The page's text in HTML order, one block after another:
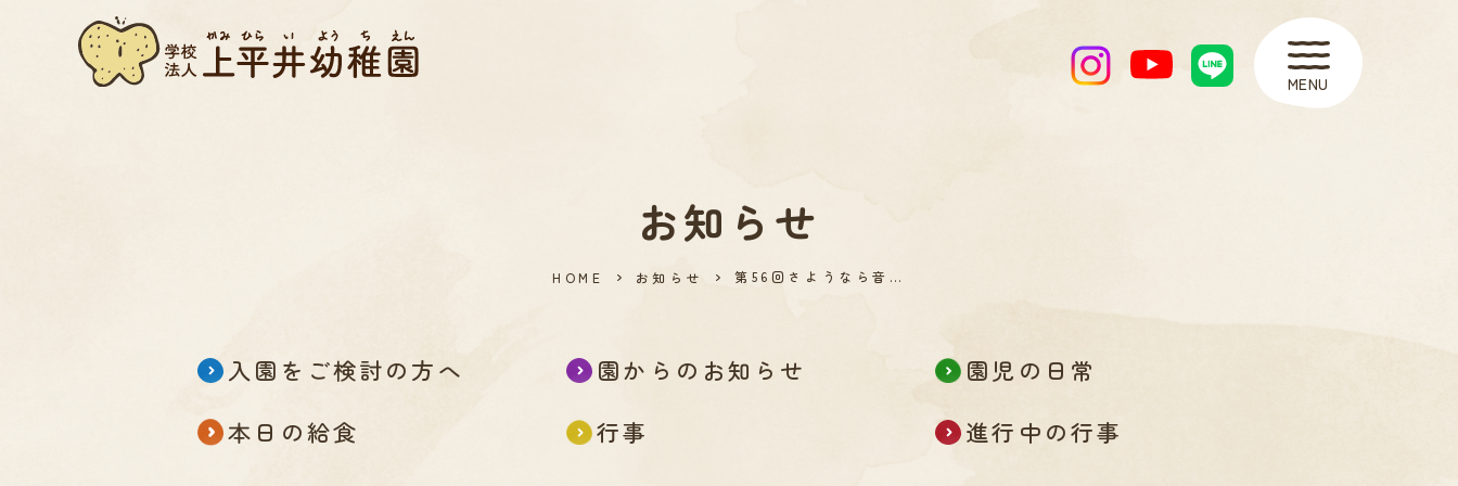
MENU
お知らせ
HOME お知らせ 第56回さようなら音…
入園をご検討の方へ 園からのお知らせ
園児の日常
本日の給食
行事 進行中の行事